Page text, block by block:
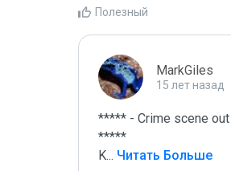
Полезный
MarkGiles
15 лет назад
***** - Crime scene
*****
K... Читать Больше